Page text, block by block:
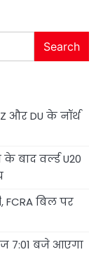
Search
DU के नॉर्थ
बाद वर्ल्ड U20
बिल पर
7:01 बजे आएगा